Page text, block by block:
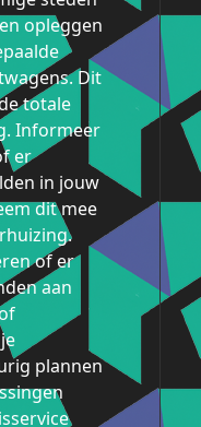
opleggen
Dit
totale
Informeer
er
in jouw
dit mee
of er
aan
plannen